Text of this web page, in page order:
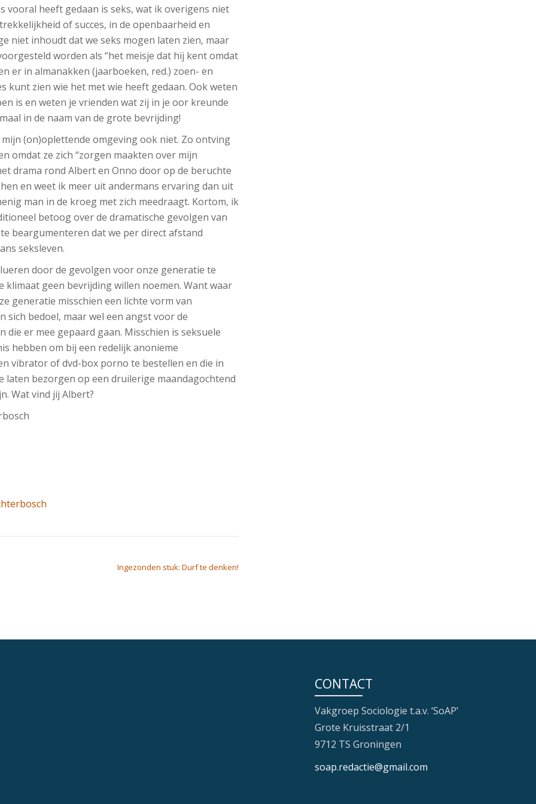
vooral heeft gedaan is seks, wat ik overigens niet
of succes, in de openbaarheid en
niet inhoudt dat we seks mogen laten zien, maar
worden als “het meisje dat hij kent omdat
er in almanakken (jaarboeken, red.) zoen- en
kunt zien wie het met wie heeft gedaan. Ook weten
is en weten je vrienden wat zij in je oor kreunde
in de naam van de grote bevrijding!
(on)oplettende omgeving ook niet. Zo ontving
omdat ze zich “zorgen maakten over mijn
drama rond Albert en Onno door op de beruchte
en weet ik meer uit andermans ervaring dan uit
man in de kroeg met zich meedraagt. Kortom, ik
betoog over de dramatische gevolgen van
beargumenteren dat we per direct afstand
seksleven.
door de gevolgen voor onze generatie te
klimaat geen bevrijding willen noemen. Want waar
generatie misschien een lichte vorm van
sich bedoel, maar wel een angst voor de
er mee gepaard gaan. Misschien is seksuele
hebben om bij een redelijk anonieme
vibrator of dvd-box porno te bestellen en die in
bezorgen op een druilerige maandagochtend
Wat vind jij Albert?
Ingezonden stuk: Durf te denken!
CONTACT
Vakgroep Sociologie t.a.v. ‘SoAP’
Grote Kruisstraat 2/1
9712 TS Groningen
soap.redactie@gmail.com